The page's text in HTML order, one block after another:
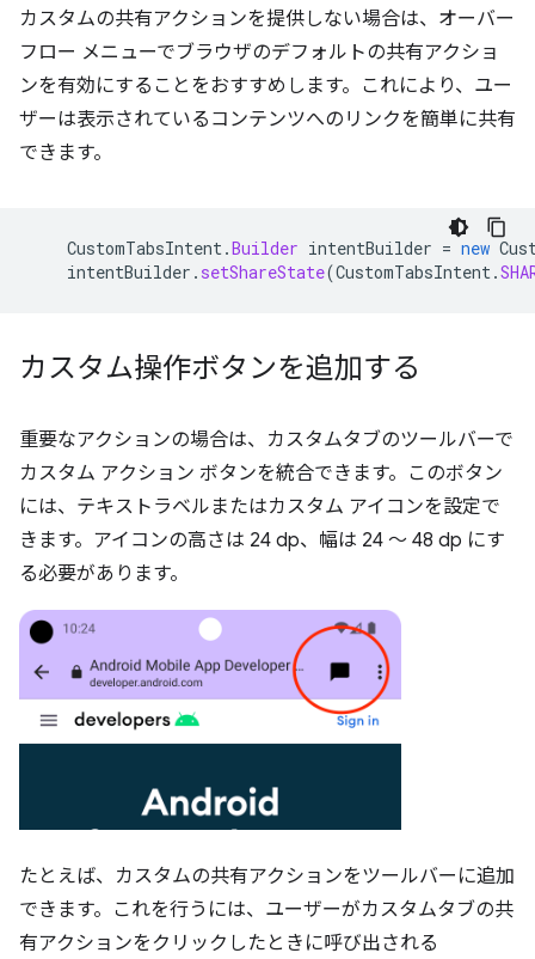
カスタムの共有アクションを提供しない場合は、オーバー
フロー メニューでブラウザのデフォルトの共有アクショ
ンを有効にすることをおすすめします。これにより、ユー
ザーは表示されているコンテンツへのリンクを簡単に共有
できます。
CustomTabsIntent.Builder intentBuilder = new
intentBuilder . setShareState(CustomTabsIntent.
カスタム操作ボタンを追加する
重要なアクションの場合は、カスタムタブのツールバーで
カスタム アクション ボタンを統合できます。このボタン
には、テキストラベルまたはカスタム アイコンを設定で
きます。アイコンの高さは 24 dp、幅は 24 ～ 48 dp にす
る必要があります。
たとえば、カスタムの共有アクションをツールバーに追加
できます。これを行うには、ユーザーがカスタムタブの共
有アクションをクリックしたときに呼び出される